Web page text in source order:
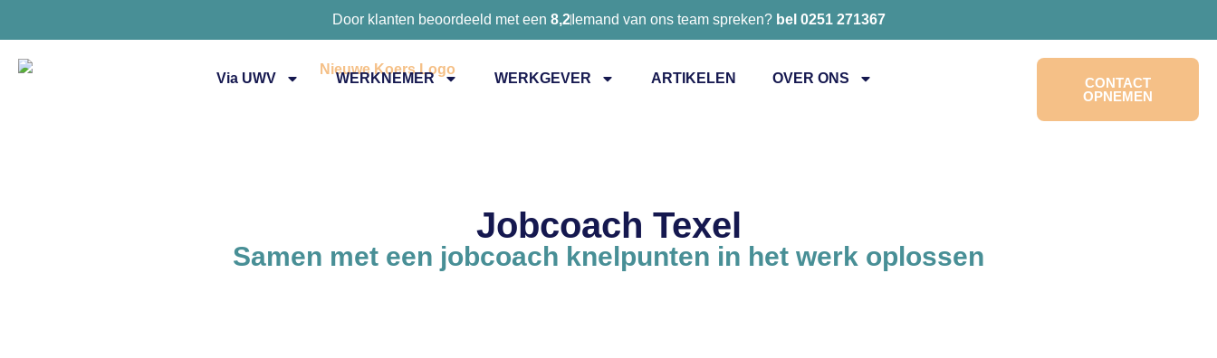
Door klanten beoordeeld met een 8,2Iemand van ons team spreken? bel 0251 271367
Via UWV WERKNEMER WERKGEVER ARTIKELEN OVER ONS
CONTACT
OPNEMEN
Jobcoach Texel
Samen met een jobcoach knelpunten in het werk oplossen